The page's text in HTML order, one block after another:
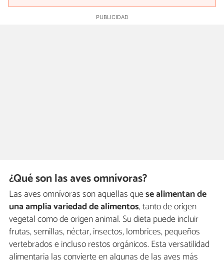
¿Qué son las aves omnívoras?
Las aves omnívoras son aquellas quese alimentan de
una amplia variedad de alimentos, tanto de origen
vegetal como de origen animal. Su dieta puede incluir
frutas, semillas, néctar, insectos, lombrices, pequeños
vertebrados e incluso restos orgánicos. Esta versatilidad
alimentaria las convierte en algunas de las aves más